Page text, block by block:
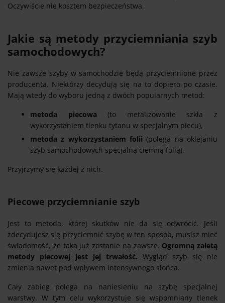
Oczywiście nie kosztem bezpieczeństwa.
Jakie są metody przyciemniania szyb
samochodowych?
Nie zawsze szyby w samochodzie będą przyciemnione przez
producenta. Niektórzy decydują się na to dopiero po czasie.
Mają wtedy do wyboru jedną z dwóch popularnych metod:
metoda piecowa(to metalizowanie szkła z
wykorzystaniem tlenku tytanu w specjalnym piecu),
metoda z wykorzystaniem folii (polega na oklejaniu
szyb samochodowych specjalną ciemną folią).
Przyjrzymy się każdej z nich.
Piecowe przyciemnianie szyb
Jest to metoda, której skutków nie da się odwrócić. Jeśli
zdecydujesz się przyciemnić szybę w ten sposób, musisz mieć
świadomość, że taka już zostanie na zawsze. Ogromną zaletą
metody piecowej jest jej trwałość. Wygląd szyb się nie
zmienia nawet pod wpływem intensywnego słońca.
Cały zabieg polega na naniesieniu na szybę specjalnej
warstwy. W tym celu wykorzystuje się wspomniany tlenek